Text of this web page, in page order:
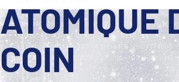
ATOMIQUE
COIN